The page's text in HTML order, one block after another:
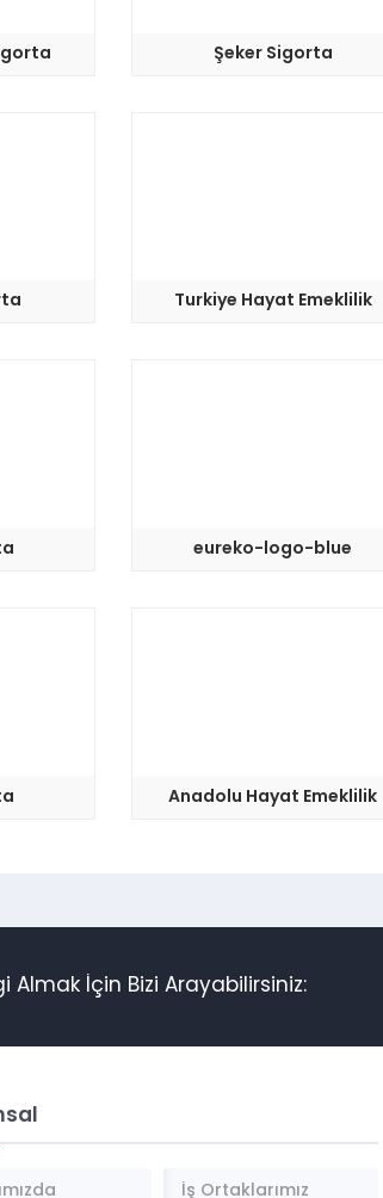
Şeker Sigorta
Turkiye Hayat Emeklilik
eureko-logo-blue
Anadolu Hayat Emeklilik
Almak İçin Bizi Arayabilirsiniz:
İş Ortaklarımız